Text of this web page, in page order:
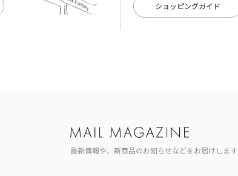
ショッピングガイド
最新情報や、新商品のお知らせなどをお届けします